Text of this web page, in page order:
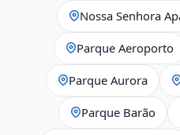
Nossa Senhora
Parque Aeroporto
Parque Aurora
Parque Barão